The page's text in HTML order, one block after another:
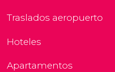
Traslados aeropuerto
Hoteles
Apartamentos